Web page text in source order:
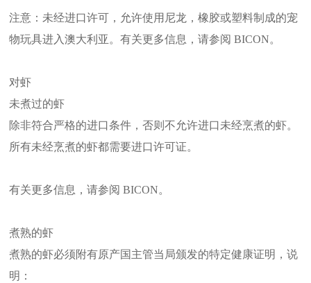
注意：未经进口许可，允许使用尼龙，橡胶或塑料制成的宠
物玩具进入澳大利亚。有关更多信息，请参阅 BICON。
对虾
未煮过的虾
除非符合严格的进口条件，否则不允许进口未经烹煮的虾。
所有未经烹煮的虾都需要进口许可证。
有关更多信息，请参阅 BICON。
煮熟的虾
煮熟的虾必须附有原产国主管当局颁发的特定健康证明，说
明：